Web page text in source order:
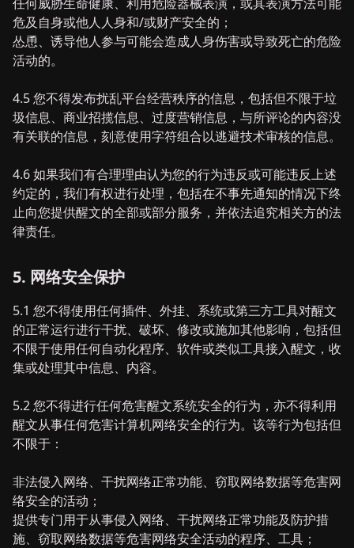
危及自身或他人人身和/或财产安全的；
怂恿、诱导他人参与可能会造成人身伤害或导致死亡的危险
活动的。
4.5 您不得发布扰乱平台经营秩序的信息，包括但不限于垃
圾信息、商业招揽信息、过度营销信息，与所评论的内容没
有关联的信息，刻意使用字符组合以逃避技术审核的信息。
4.6 如果我们有合理理由认为您的行为违反或可能违反上述
约定的，我们有权进行处理，包括在不事先通知的情况下终
止向您提供醒文的全部或部分服务，并依法追究相关方的法
律责任。
5. 网络安全保护
5.1 您不得使用任何插件、外挂、系统或第三方工具对醒文
的正常运行进行干扰、破坏、修改或施加其他影响，包括但
不限于使用任何自动化程序、软件或类似工具接入醒文，收
集或处理其中信息、内容。
5.2 您不得进行任何危害醒文系统安全的行为，亦不得利用
醒文从事任何危害计算机网络安全的行为。该等行为包括但
不限于：
非法侵入网络、干扰网络正常功能、窃取网络数据等危害网
络安全的活动；
提供专门用于从事侵入网络、干扰网络正常功能及防护措
施、窃取网络数据等危害网络安全活动的程序、工具；